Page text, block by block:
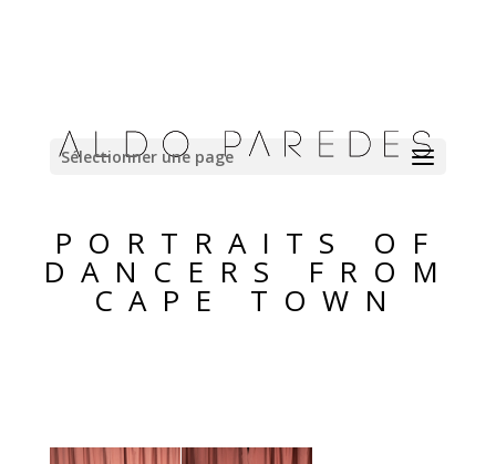
Sélectionner une page
PORTRAITS OF
DANCERS FROM
CAPE TOWN